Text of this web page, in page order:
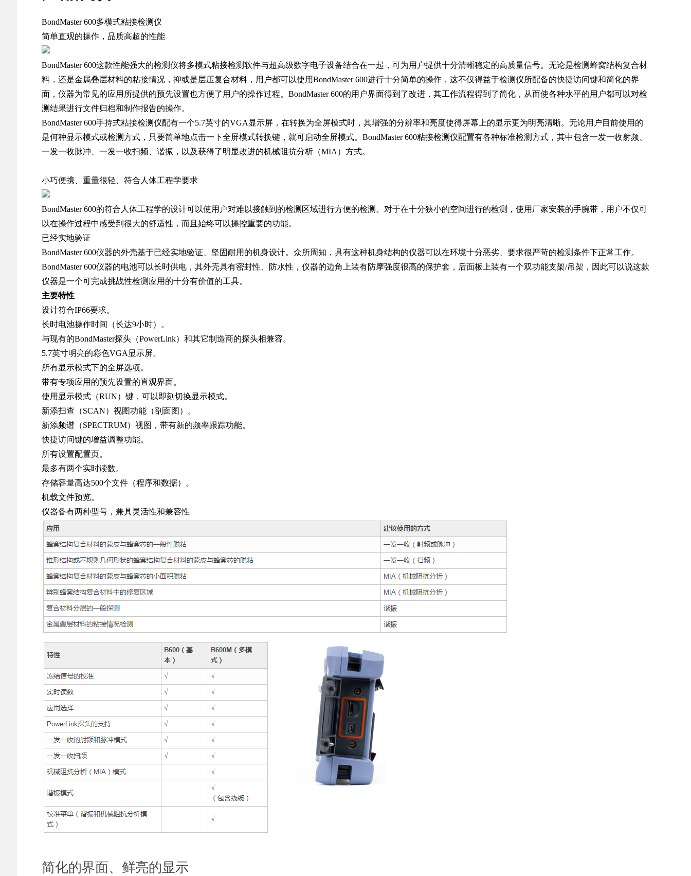
BondMaster 600多模式粘接检测仪
简单直观的操作，品质高超的性能
BondMaster 600这款性能强大的检测仪将多模式粘接检测软件与超高级数字电子设备结合在一起，可为用户提供十分清晰稳定的高质量信号。无论是检测蜂窝结构复合材
料，还是金属叠层材料的粘接情况，抑或是层压复合材料，用户都可以使用BondMaster 600进行十分简单的操作，这不仅得益于检测仪所配备的快捷访问键和简化的界
面，仪器为常见的应用所提供的预先设置也方便了用户的操作过程。BondMaster 600的用户界面得到了改进，其工作流程得到了简化，从而使各种水平的用户都可以对检
测结果进行文件归档和制作报告的操作。
BondMaster 600手持式粘接检测仪配有一个5.7英寸的VGA显示屏，在转换为全屏模式时，其增强的分辨率和亮度使得屏幕上的显示更为明亮清晰。无论用户目前使用的
是何种显示模式或检测方式，只要简单地点击一下全屏模式转换键，就可启动全屏模式。BondMaster 600粘接检测仪配置有各种标准检测方式，其中包含一发一收射频、
一发一收脉冲、一发一收扫频、谐振，以及获得了明显改进的机械阻抗分析（MIA）方式。
小巧便携、重量很轻、符合人体工程学要求
BondMaster 600的符合人体工程学的设计可以使用户对难以接触到的检测区域进行方便的检测。对于在十分狭小的空间进行的检测，使用厂家安装的手腕带，用户不仅可
以在操作过程中感受到很大的舒适性，而且始终可以操控重要的功能。
已经实地验证
BondMaster 600仪器的外壳基于已经实地验证、坚固耐用的机身设计。众所周知，具有这种机身结构的仪器可以在环境十分恶劣、要求很严苛的检测条件下正常工作。
BondMaster 600仪器的电池可以长时供电，其外壳具有密封性、防水性，仪器的边角上装有防摩强度很高的保护套，后面板上装有一个双功能支架/吊架，因此可以说这款
仪器是一个可完成挑战性检测应用的十分有价值的工具。
主要特性
设计符合IP66要求。
长时电池操作时间（长达9小时）。
与现有的BondMaster探头（PowerLink）和其它制造商的探头相兼容。
5.7英寸明亮的彩色VGA显示屏。
所有显示模式下的全屏选项。
带有专项应用的预先设置的直观界面。
使用显示模式（RUN）键，可以即刻切换显示模式。
新添扫查（SCAN）视图功能（剖面图）。
新添频谱（SPECTRUM）视图，带有新的频率跟踪功能。
快捷访问键的增益调整功能。
所有设置配置页。
最多有两个实时读数。
存储容量高达500个文件（程序和数据）。
机载文件预览。
仪器备有两种型号，兼具灵活性和兼容性
简化的界面、鲜亮的显示